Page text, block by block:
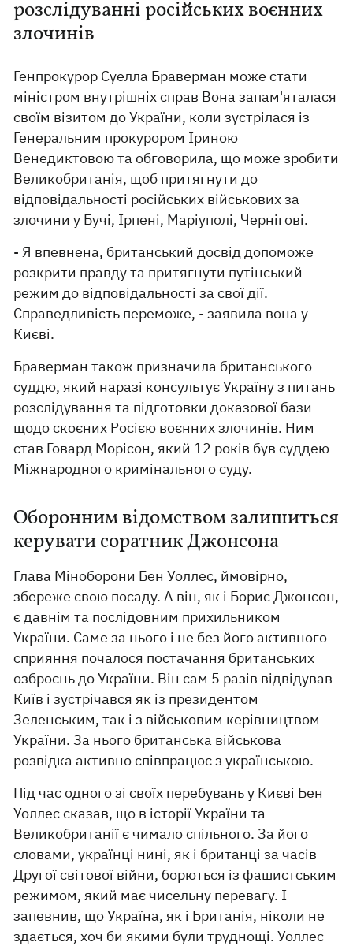
розслідуванні російських воєнних
злочинів
Генпрокурор Суелла Браверман може стати
міністром внутрішніх справ Вона запам'яталася
своїм візитом до України, коли зустрілася із
Генеральним прокурором Іриною
Венедиктовою та обговорила, що може зробити
Великобританія, щоб притягнути до
відповідальності російських військових за
злочини у Бучі, Ірпені, Маріуполі, Чернігові.
- Я впевнена, британський досвід допоможе
розкрити правду та притягнути путінський
режим до відповідальності за свої дії.
Справедливість переможе, - заявила вона у
Києві.
Браверман також призначила британського
суддю, який наразі консультує Україну з питань
розслідування та підготовки доказової бази
щодо скоєних Росією воєнних злочинів. Ним
став Говард Морісон, який 12 років був суддею
Міжнародного кримінального суду.
Оборонним відомством залишиться
керувати соратник Джонсона
Глава Міноборони Бен Уоллес, ймовірно,
збереже свою посаду. А він, як і Борис Джонсон,
є давнім та послідовним прихильником
України. Саме за нього і не без його активного
сприяння почалося постачання британських
озброєнь до України. Він сам 5 разів відвідував
Київ і зустрічався як із президентом
Зеленським, так і з військовим керівництвом
України. За нього британська військова
розвідка активно співпрацює з українською.
Під час одного зі своїх перебувань у Києві Бен
Уоллес сказав, що в історії України та
Великобританії є чимало спільного. За його
словами, українці нині, як і британці за часів
Другої світової війни, борються із фашистським
режимом, який має чисельну перевагу. І
запевнив, що Україна, як і Британія, ніколи не
здається, хоч би якими були труднощі. Уоллес